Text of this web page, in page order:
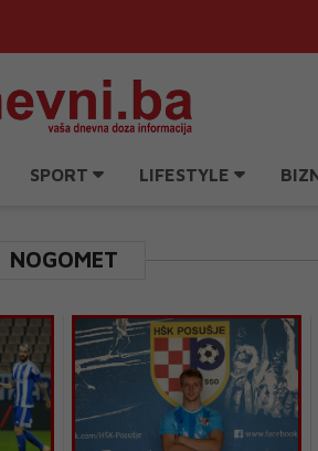
SPORT LIFESTYLE
NOGOMET